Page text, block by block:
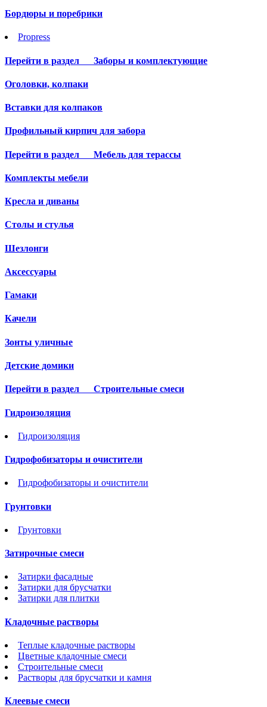
Бордюры и поребрики
Propress
Перейти в раздел Заборы и комплектующие
Оголовки, колпаки
Вставки для колпаков
Профильный кирпич для забора
Перейти в раздел Мебель для терассы
Комплекты мебели
Кресла и диваны
Столы и стулья
Шезлонги
Аксессуары
Гамаки
Качели
Зонты уличные
Детские домики
Перейти в раздел Строительные смеси
Гидроизоляция
Гидроизоляция
Гидрофобизаторы и очистители
Гидрофобизаторы и очистители
Грунтовки
Грунтовки
Затирочные смеси
Затирки фасадные
Затирки для брусчатки
Затирки для плитки
Кладочные растворы
Теплые кладочные растворы
Цветные кладочные смеси
Строительные смеси
Растворы для брусчатки и камня
Клеевые смеси